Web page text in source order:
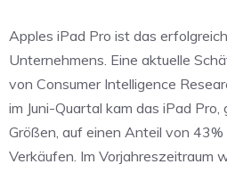
Apples iPad Pro ist das
Unternehmens. Eine aktuelle
von Consumer Intelligence
im Juni-Quartal kam das iPad Pro,
Größen, auf einen Anteil von
Verkäufen. Im Vorjahreszeitraum